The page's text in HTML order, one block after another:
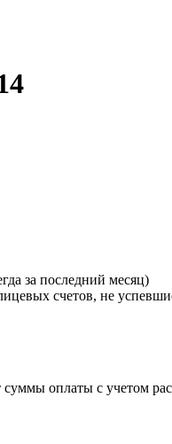
за последний месяц)
счетов, не
оплаты с учетом